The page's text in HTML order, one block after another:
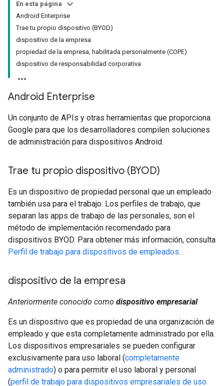
En esta página
Android Enterprise
Trae tu propio dispositivo (BYOD)
dispositivo de la empresa
propiedad de la empresa, habilitada personalmente (COPE)
dispositivo de responsabilidad corporativa
Android Enterprise
Un conjunto de APIs y otras herramientas que proporciona
Google para que los desarrolladores compilen soluciones
de administración para dispositivos Android.
Trae tu propio dispositivo (BYOD)
Es un dispositivo de propiedad personal que un empleado
también usa para el trabajo. Los perfiles de trabajo, que
separan las apps de trabajo de las personales, son el
método de implementación recomendado para
dispositivos BYOD. Para obtener más información, consulta
Perfil de trabajo para dispositivos de empleados.
dispositivo de la empresa
Anteriormente conocido como dispositivo empresarial
Es un dispositivo que es propiedad de una organización de
empleado y que esta completamente administrado por ella.
Los dispositivos empresariales se pueden configurar
exclusivamente para uso laboral (completamente
administrado) o para permitir el uso laboral y personal
(perfil de trabajo para dispositivos empresariales de uso